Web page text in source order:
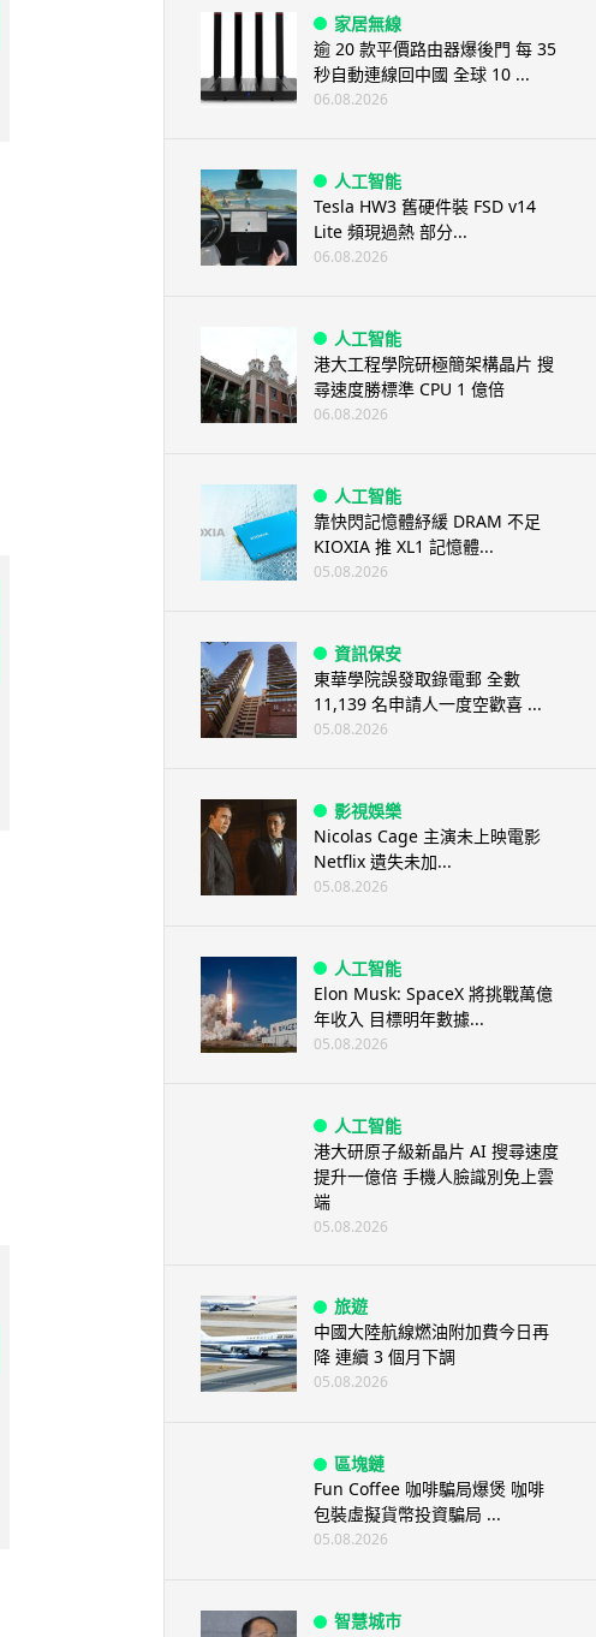
家居無線
逾 20 款平價路由器爆後門 每 35
秒自動連線回中國 全球 10 ...
06.08.2026
人工智能
Tesla HW3 舊硬件裝 FSD v14
Lite 頻現過熱 部分...
06.08.2026
人工智能
港大工程學院研極簡架構晶片 搜
尋速度勝標準 CPU 1 億倍
06.08.2026
人工智能
靠快閃記憶體紓緩 DRAM 不足
KIOXIA 推 XL1 記憶體...
05.08.2026
資訊保安
東華學院誤發取錄電郵 全數
11,139 名申請人一度空歡喜 ...
05.08.2026
影視娛樂
Nicolas Cage 主演未上映電影
Netflix 遺失未加...
05.08.2026
人工智能
Elon Musk: SpaceX 將挑戰萬億
年收入 目標明年數據...
05.08.2026
人工智能
港大研原子級新晶片 AI 搜尋速度
提升一億倍 手機人臉識別免上雲
端
05.08.2026
旅遊
中國大陸航線燃油附加費今日再
降 連續 3 個月下調
05.08.2026
區塊鏈
Fun Coffee 咖啡騙局爆煲 咖啡
包裝虛擬貨幣投資騙局 ...
05.08.2026
智慧城市